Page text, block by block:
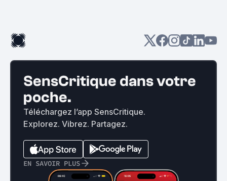
SensCritique dans votre
poche.
Téléchargez l’app SensCritique.
Explorez. Vibrez. Partagez.
EN SAVOIR PLUS